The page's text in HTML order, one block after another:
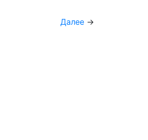
Далее →